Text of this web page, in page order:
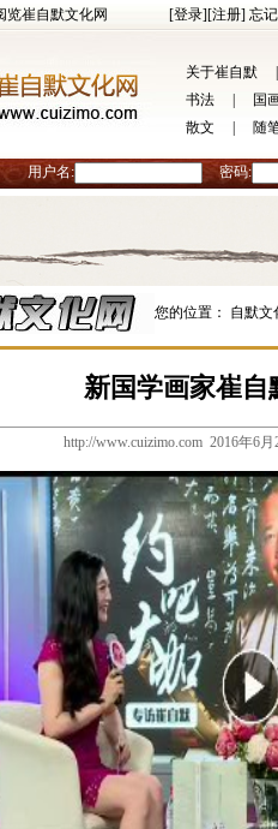
览崔自默文化网 [登录][注册] 忘
关于崔自默
书法
国
散文
随
用户名: 密码:
您的位置： 自默文
新国学画家崔自
http://www.cuizimo.com 2016年6